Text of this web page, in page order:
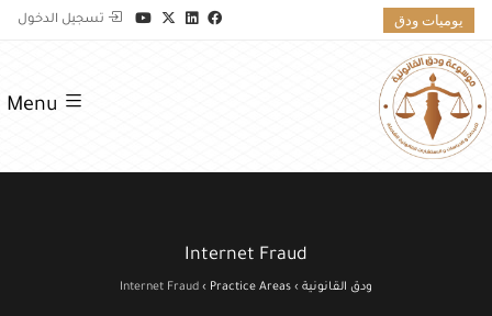
يوميات ودق تسجيل الدخول
Menu
Internet Fraud
ودق القانونية ›
Practice Areas
›
Internet Fraud